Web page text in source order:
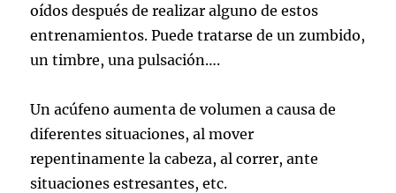
oídos después de realizar alguno de estos
entrenamientos. Puede tratarse de un zumbido,
un timbre, una pulsación….
Un acúfeno aumenta de volumen a causa de
diferentes situaciones, al mover
repentinamente la cabeza, al correr, ante
situaciones estresantes, etc.